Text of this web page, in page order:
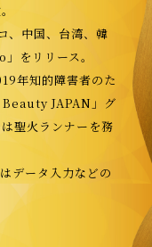
、中国、台湾、韓
」をリリース。
年知的障害者のた
JAPAN 」グ
聖火ランナーを務
データ入力などの